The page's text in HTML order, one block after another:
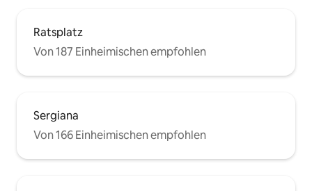
Ratsplatz
Von 187 Einheimischen empfohlen
Sergiana
Von 166 Einheimischen empfohlen